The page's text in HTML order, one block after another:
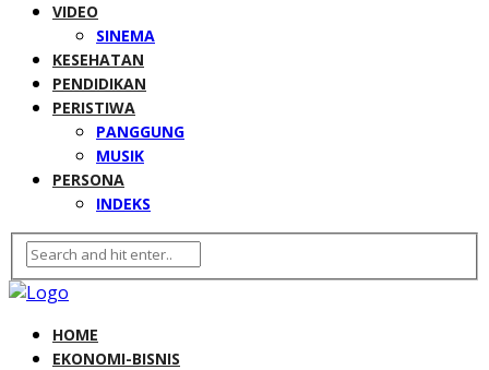
VIDEO
SINEMA
KESEHATAN
PENDIDIKAN
PERISTIWA
PANGGUNG
MUSIK
PERSONA
INDEKS
HOME
EKONOMI-BISNIS